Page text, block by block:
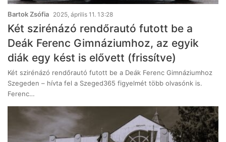
Bartok Zsófia 2025, április 11. 13:28
Két szirénázó rendőrautó futott be a
Deák Ferenc Gimnáziumhoz, az egyik
diák egy kést is elővett (frissítve)
Két szirénázó rendőrautó futott be a Deák Ferenc Gimnáziumhoz
Szegeden – hívta fel a Szeged365 figyelmét több olvasónk is.
Ferenc…